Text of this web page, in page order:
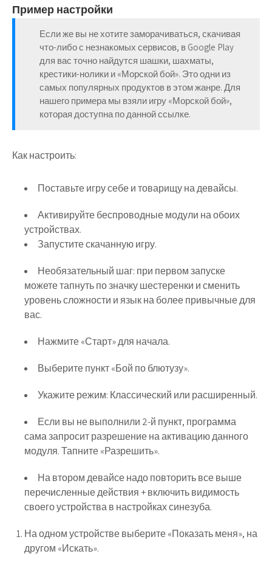
Пример настройки
Если же вы не хотите заморачиваться, скачивая
что-либо с незнакомых сервисов, в Google Play
для вас точно найдутся шашки, шахматы,
крестики-нолики и «Морской бой». Это одни из
самых популярных продуктов в этом жанре. Для
нашего примера мы взяли игру «Морской бой»,
которая доступна по данной ссылке.
Как настроить:
Поставьте игру себе и товарищу на девайсы.
Активируйте беспроводные модули на обоих
устройствах.
Запустите скачанную игру.
Необязательный шаг: при первом запуске
можете тапнуть по значку шестеренки и сменить
уровень сложности и язык на более привычные для
вас.
Нажмите «Старт» для начала.
Выберите пункт «Бой по блютузу».
Укажите режим: Классический или расширенный.
Если вы не выполнили 2-й пункт, программа
сама запросит разрешение на активацию данного
модуля. Тапните «Разрешить».
На втором девайсе надо повторить все выше
перечисленные действия + включить видимость
своего устройства в настройках синезуба.
На одном устройстве выберите «Показать меня», на
другом «Искать».